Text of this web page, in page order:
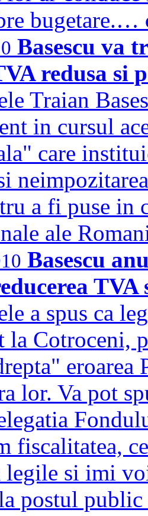
bugetare.…
Basescu va
redusa si
Traian
in cursul
care
a fi puse in
ale
Basescu
TVA
a spus ca
la Cotroceni,
lor. Va pot
fiscalitatea,
si imi
la postul